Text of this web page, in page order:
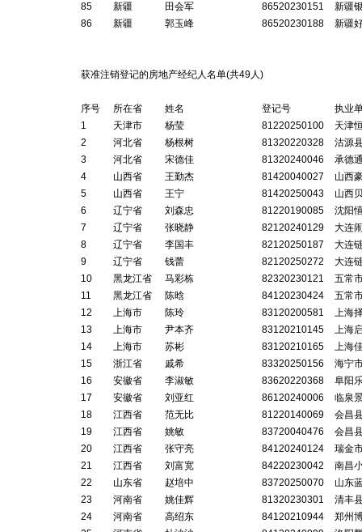
85
新疆 田会军 86520230151
新疆
86
新疆 郭玉峰 86520230188 新疆
获准注销登记的房地产经纪人名单(共49人)
序号 所在省 姓名 登记号
执业
1
天津市 杨莹 81220250100
天津
2
河北省 杨根树 81320220328
沽源
3
河北省 宋德佳 81320240046
承德
4
山西省 王勤杰 81420040027
山西
5
山西省 王宁 81420250043
山西
6
辽宁省 刘森忠 81220190085
沈阳
7
辽宁省 张晓静 82120240129
大连
8
辽宁省 李国丰 82120250187
大连
9
辽宁省 钱蕾 82120250272
大连
10
黑龙江省 马彩栋 82320230121
五常
11
黑龙江省 陈晗 84120230424
五常
12
上海市 陈玲 83120200581
上海
13
上海市 尹本齐 83120210145
上海
14
上海市 苏彬 83120210165
上海
15
浙江省 戚希 83320250156
海宁
16
安徽省 李淑敏 83620220368
阜阳
17
安徽省 刘亚红 86120240006
临泉
18
江西省 范无比 81220140069
会昌
19
江西省 姚敏 83720040476
会昌
20
江西省 张守亮 84120240124
瑞金
21
江西省 刘富宽 84220230042
南昌
22
山东省 赵培中 83720250070
山东
23
河南省 姚佳辉 81320230301
清丰
24
河南省 高绍东 84120210944
郑州